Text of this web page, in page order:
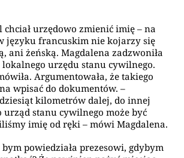
urzędowo zmienić imię – na
języku francuskim nie kojarzy się
ani żeńską. Magdalena zadzwoniła
urzędu stanu cywilnego.
Argumentowała, że takiego
wpisać do dokumentów. –
kilometrów dalej, do innej
urząd stanu cywilnego może być
imię od ręki – mówi Magdalena.
bym powiedziała prezesowi, gdybym